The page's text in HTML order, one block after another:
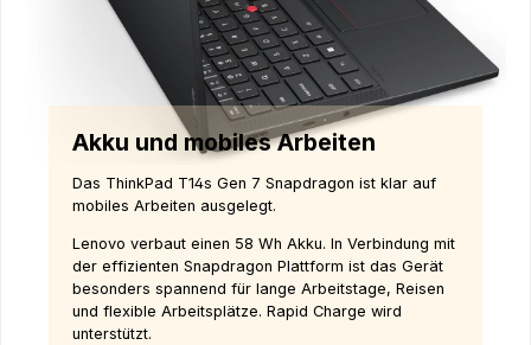
Akku und mobiles Arbeiten
Das ThinkPad T14s Gen 7 Snapdragon ist klar auf
mobiles Arbeiten ausgelegt.
Lenovo verbaut einen 58 Wh Akku. In Verbindung mit
der effizienten Snapdragon Plattform ist das Gerät
besonders spannend für lange Arbeitstage, Reisen
und flexible Arbeitsplätze. Rapid Charge wird
unterstützt.